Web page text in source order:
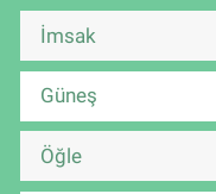
İmsak
Güneş
Öğle